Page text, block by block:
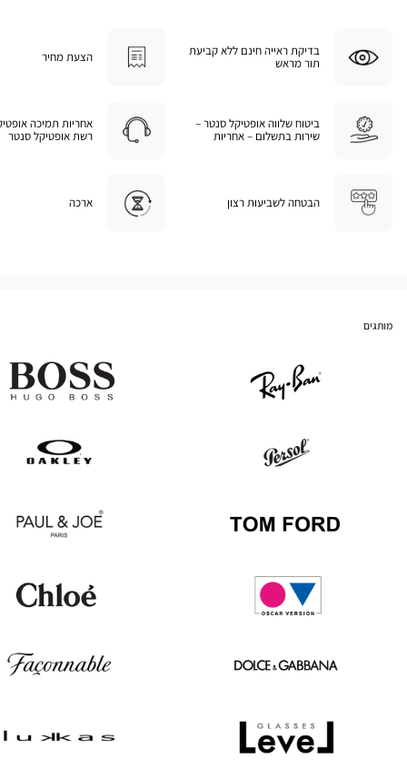
בדיקת ראייה חינם ללא קביעת
תור מראש
הצעת מחיר
ביטוח שלווה אופטיקל סנטר –
שירות בתשלום – אחריות
אחריות תמיכה
רשת אופטיקל סנטר
הבטחה לשביעות רצון ארכה
מותגים